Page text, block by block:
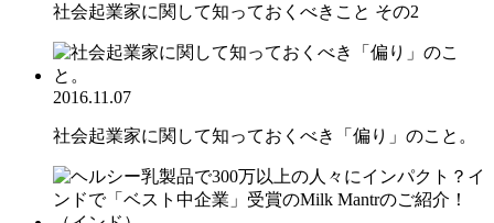
社会起業家に関して知っておくべきこと その2
2016.11.07
社会起業家に関して知っておくべき「偏り」のこと。